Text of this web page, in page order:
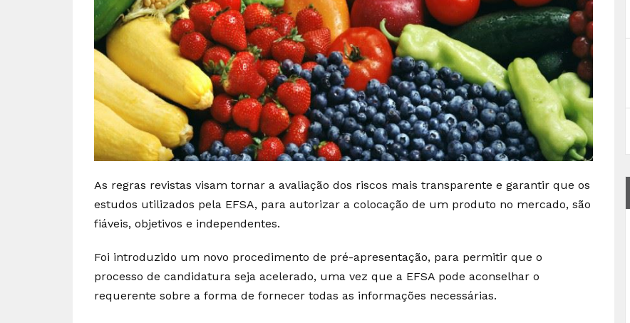
As regras revistas visam tornar a avaliação dos riscos mais transparente e garantir que os
estudos utilizados pela EFSA, para autorizar a colocação de um produto no mercado, são
fiáveis, objetivos e independentes.
Foi introduzido um novo procedimento de pré-apresentação, para permitir que o
processo de candidatura seja acelerado, uma vez que a EFSA pode aconselhar o
requerente sobre a forma de fornecer todas as informações necessárias.